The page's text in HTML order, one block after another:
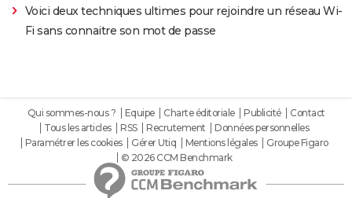
Voici deux techniques ultimes pour rejoindre un réseau Wi-
Fi sans connaitre son mot de passe
Qui sommes-nous ? Equipe Charte éditoriale Publicité
Contact
Tous les articles
RSS Recrutement
Données personnelles
Paramétrer les cookies
Gérer Utiq Mentions légales
Groupe Figaro
© 2026 CCM Benchmark